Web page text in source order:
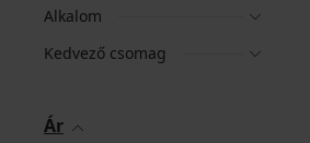
Alkalom
Kedvező csomag
Ár